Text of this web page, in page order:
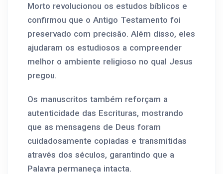
Morto revolucionou os estudos bíblicos e
confirmou que o Antigo Testamento foi
preservado com precisão. Além disso, eles
ajudaram os estudiosos a compreender
melhor o ambiente religioso no qual Jesus
pregou.
Os manuscritos também reforçam a
autenticidade das Escrituras, mostrando
que as mensagens de Deus foram
cuidadosamente copiadas e transmitidas
através dos séculos, garantindo que a
Palavra permaneça intacta.